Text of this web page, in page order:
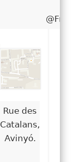
Rue des
Catalans,
Avinyó.